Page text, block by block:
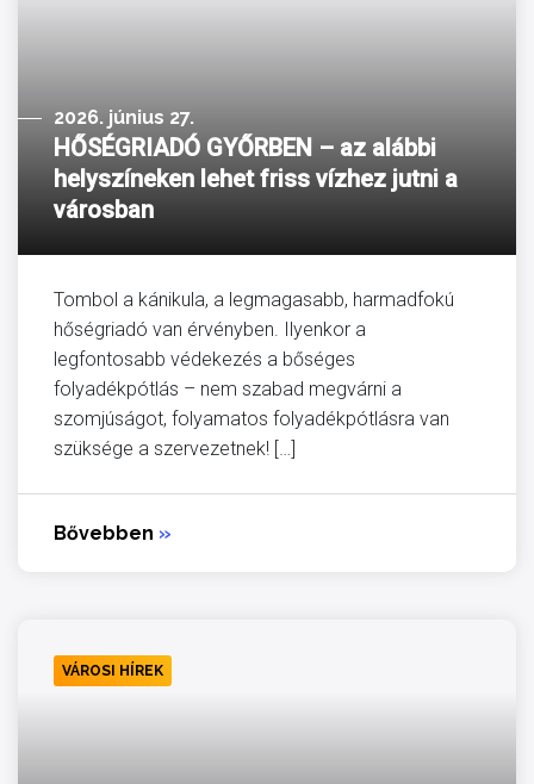
2026. június 27.
HŐSÉGRIADÓ GYŐRBEN – az alábbi
helyszíneken lehet friss vízhez jutni a
városban
Tombol a kánikula, a legmagasabb, harmadfokú
hőségriadó van érvényben. Ilyenkor a
legfontosabb védekezés a bőséges
folyadékpótlás – nem szabad megvárni a
szomjúságot, folyamatos folyadékpótlásra van
szüksége a szervezetnek! […]
Bővebben »
VÁROSI HÍREK